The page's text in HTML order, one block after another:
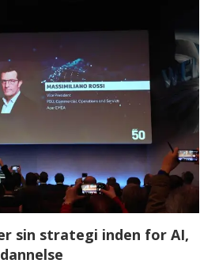
sin strategi inden for AI,